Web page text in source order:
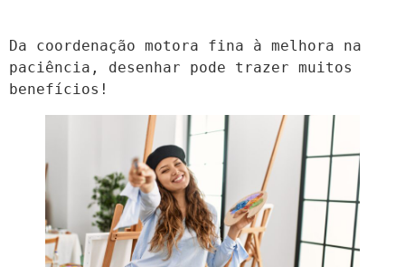
Da coordenação motora fina à melhora na
paciência, desenhar pode trazer muitos
benefícios!